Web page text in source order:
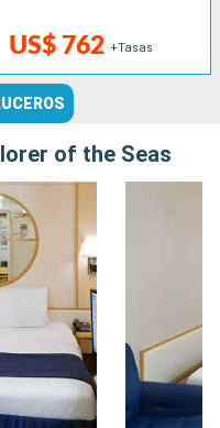
US$ 762 +Tasas
of the Seas